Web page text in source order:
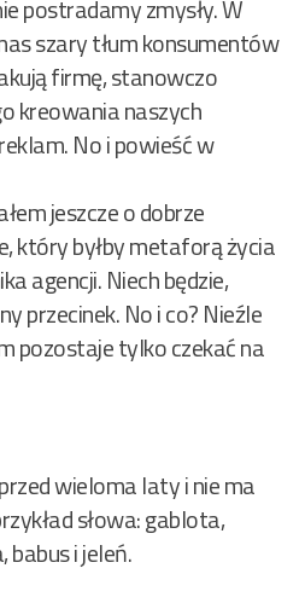
postradamy zmysły. W
szary tłum konsumentów
firmę, stanowczo
kreowania naszych
No i powieść w
jeszcze o dobrze
który byłby metaforą życia
agencji. Niech będzie,
przecinek. No i co? Nieźle
pozostaje tylko czekać na
wieloma laty i nie ma
słowa: gablota,
i jeleń.